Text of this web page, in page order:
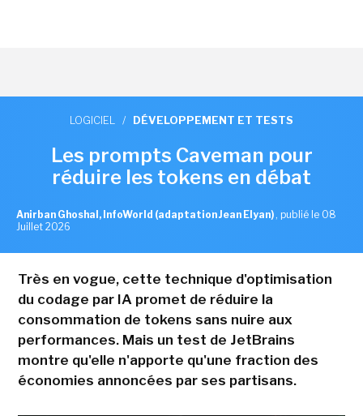
LOGICIEL / DÉVELOPPEMENT ET TESTS
Les prompts Caveman pour
réduire les tokens en débat
Anirban Ghoshal, InfoWorld (adaptation Jean Elyan) , publié le 08
Juillet 2026
Très en vogue, cette technique d'optimisation
du codage par IA promet de réduire la
consommation de tokens sans nuire aux
performances. Mais un test de JetBrains
montre qu'elle n'apporte qu'une fraction des
économies annoncées par ses partisans.